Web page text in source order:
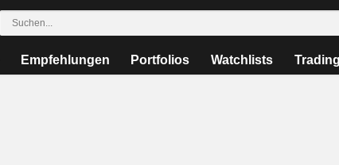
Empfehlungen Portfolios Watchlists Trading